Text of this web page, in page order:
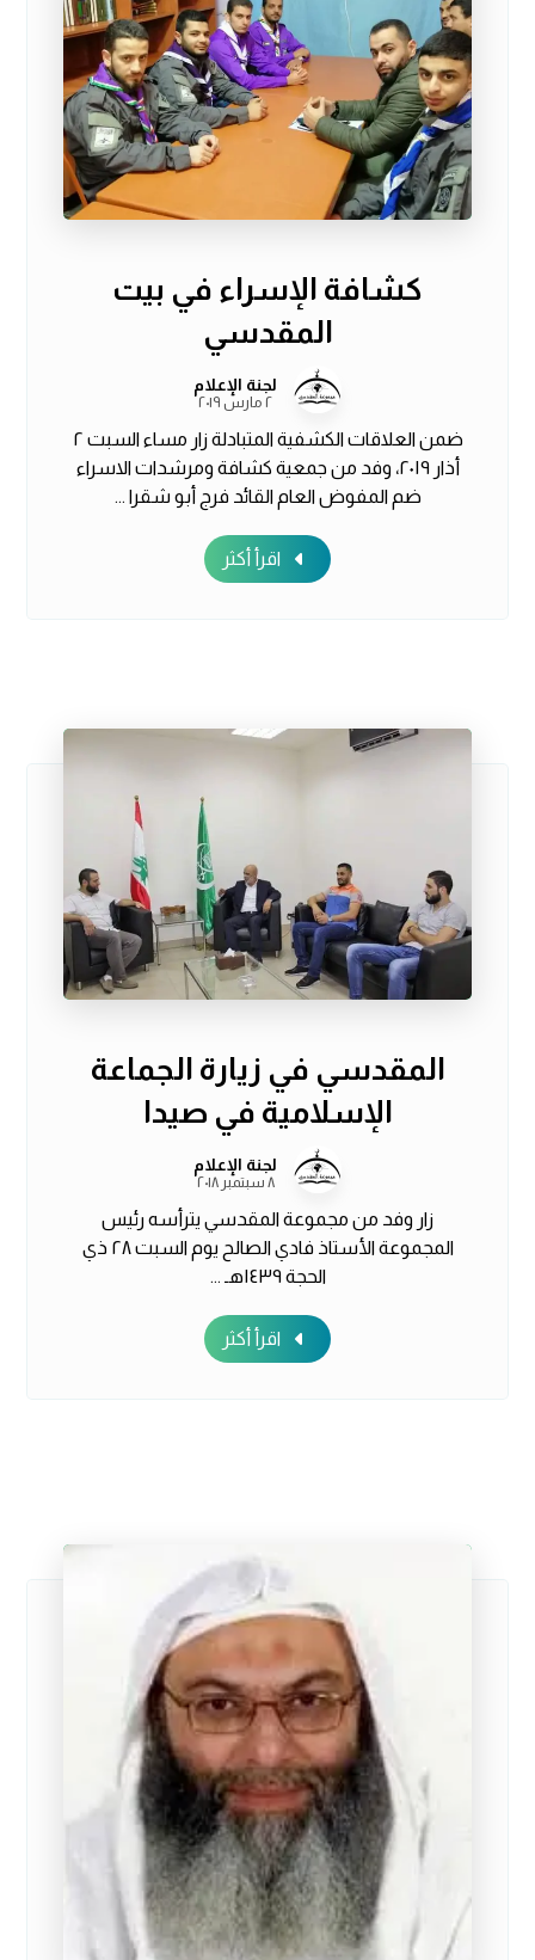
كشافة الإسراء في بيت
المقدسي
لجنة الإعلام
٢ مارس ٢٠١٩
ضمن العلاقات الكشفية المتبادلة زار مساء السبت ٢
أذار ٢٠١٩، وفد من جمعية كشافة ومرشدات الاسراء
ضم المفوض العام القائد فرج أبو شقرا ...
اقرأ أكثر
المقدسي في زيارة الجماعة
الإسلامية في صيدا
لجنة الإعلام
٨ سبتمبر ٢٠١٨
زار وفد من مجموعة المقدسي يترأسه رئيس
المجموعة الأستاذ فادي الصالح يوم السبت ٢٨ ذي
الحجة ١٤٣٩هـ ...
اقرأ أكثر